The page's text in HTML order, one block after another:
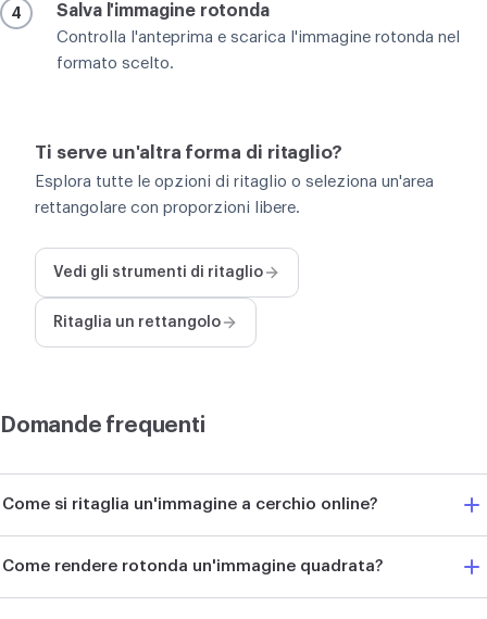
4 Salva l'immagine rotonda
Controlla l'anteprima e scarica l'immagine rotonda nel
formato scelto.
Ti serve un'altra forma di ritaglio?
Esplora tutte le opzioni di ritaglio o seleziona un'area
rettangolare con proporzioni libere.
Vedi gli strumenti di ritaglio
Ritaglia un rettangolo
Domande frequenti
Come si ritaglia un'immagine a cerchio online?
Come rendere rotonda un'immagine quadrata?